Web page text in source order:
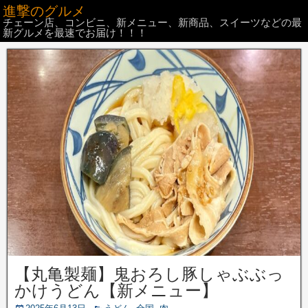
進撃のグルメ
チェーン店、コンビニ、新メニュー、新商品、スイーツなどの最
新グルメを最速でお届け！！！
【丸亀製麺】鬼おろし豚しゃぶぶっ
かけうどん【新メニュー】